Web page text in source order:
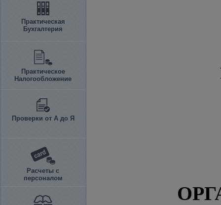
Практическая
Бухгалтерия
Практическое
Налогообложение
Проверки от А до Я
Расчеты с
персоналом